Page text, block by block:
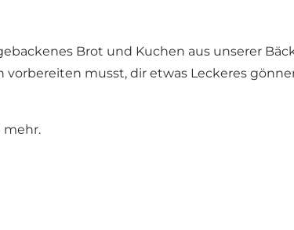
Brot und Kuchen aus unserer
vorbereiten musst, dir etwas Leckeres
mehr.